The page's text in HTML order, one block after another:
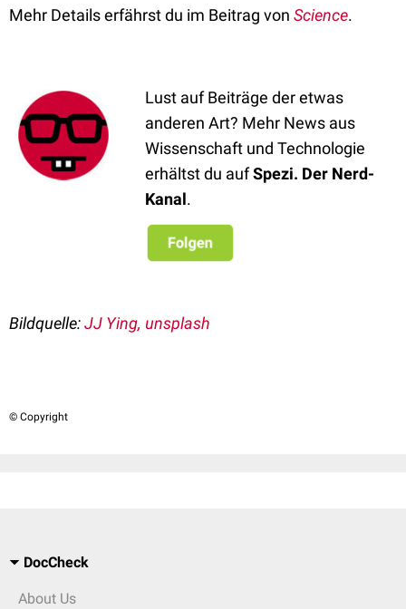
Mehr Details erfährst du im Beitrag von Science.
Lust auf Beiträge der etwas
anderen Art? Mehr News aus
Wissenschaft und Technologie
erhältst du aufSpezi. Der Nerd-
Kanal.
Bildquelle:JJ Ying, unsplash
© Copyright
DocCheck
About Us